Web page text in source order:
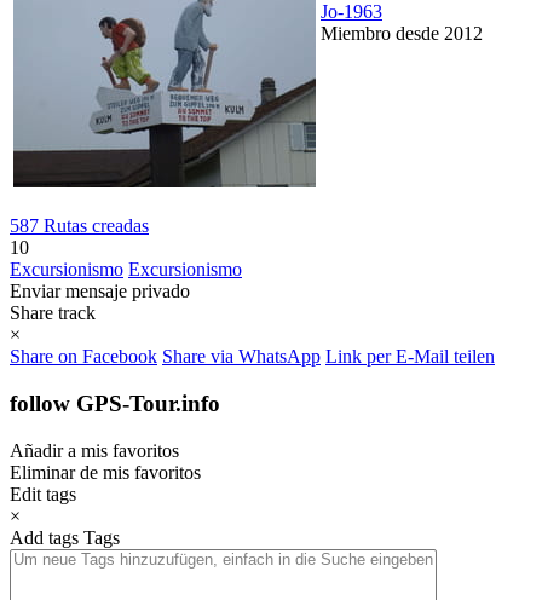
Jo-1963
Miembro desde 2012
587 Rutas creadas
10
Excursionismo Excursionismo
Enviar mensaje privado
Share track
×
Share on Facebook Share via WhatsApp Link per E-Mail teilen
follow GPS-Tour.info
Añadir a mis favoritos
Eliminar de mis favoritos
Edit tags
×
Add tags Tags